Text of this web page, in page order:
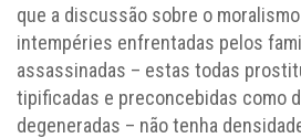
que a discussão sobre o
intempéries enfrentadas pelos
assassinadas – estas todas
tipificadas e preconcebidas como
degeneradas – não tenha